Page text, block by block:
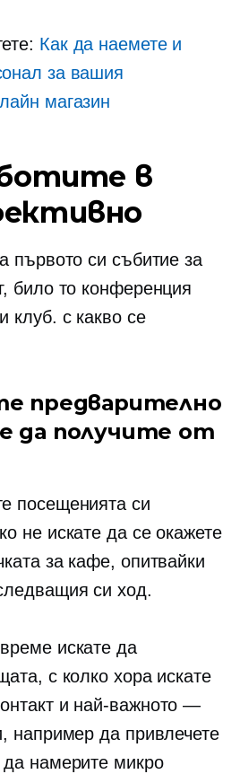
Как да наемете и
за вашия
магазин
в
първото си събитие за
било то конференция
клуб. с какво се
предварително
да получите от
посещенията си
не искате да се окажете
за кафе, опитвайки
си ход.
искате да
с колко хора искате
и най-важното —
например да привлечете
намерите микро